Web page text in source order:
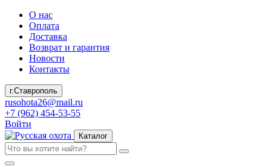
О нас
Оплата
Доставка
Возврат и гарантия
Новости
Контакты
г.Ставрополь
rusohota26@mail.ru
+7 (962) 454-53-55
Войти
Каталог